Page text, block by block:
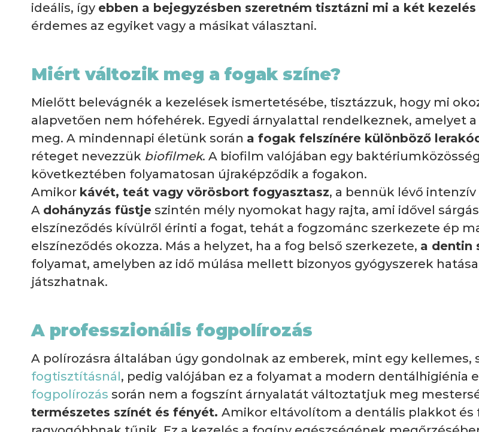
ideális, így ebben a bejegyzésben szeretném tisztázni mi a két
érdemes az egyiket vagy a másikat választani.
Miért változik meg a fogak színe?
Mielőtt belevágnék a kezelések ismertetésébe, tisztázzuk, hogy mi
alapvetően nem hófehérek. Egyedi árnyalattal rendelkeznek, amelyet
meg. A mindennapi életünk során a fogak felszínére különböző
réteget nevezzük biofilmek. A biofilm valójában egy
következtében folyamatosan újraképződik a fogakon.
Amikor kávét, teát vagy vörösbort fogyasztasz, a bennük lévő
A dohányzás füstje szintén mély nyomokat hagy rajta, ami idővel
elszíneződés kívülről érinti a fogat, tehát a fogzománc szerkezete ép
elszíneződés okozza. Más a helyzet, ha a fog belső szerkezete, a dentin
folyamat, amelyben az idő múlása mellett bizonyos gyógyszerek
játszhatnak.
A professzionális fogpolírozás
A polírozásra általában úgy gondolnak az emberek, mint egy kellemes,
fogtisztításnál, pedig valójában ez a folyamat a modern dentálhigiénia
fogpolírozás során nem a fogszínt árnyalatát változtatjuk meg
természetes színét és fényét. Amikor eltávolítom a dentális plakkot és